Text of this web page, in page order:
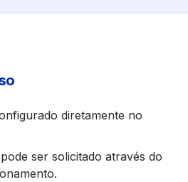
diretamente no
ser solicitado através do